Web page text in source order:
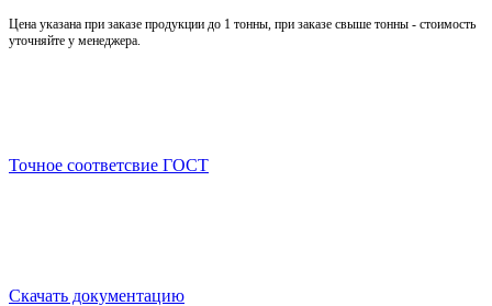
Цена указана при заказе продукции до 1 тонны, при заказе свыше тонны - стоимость
уточняйте у менеджера.
Точное соответсвие ГОСТ
Скачать документацию